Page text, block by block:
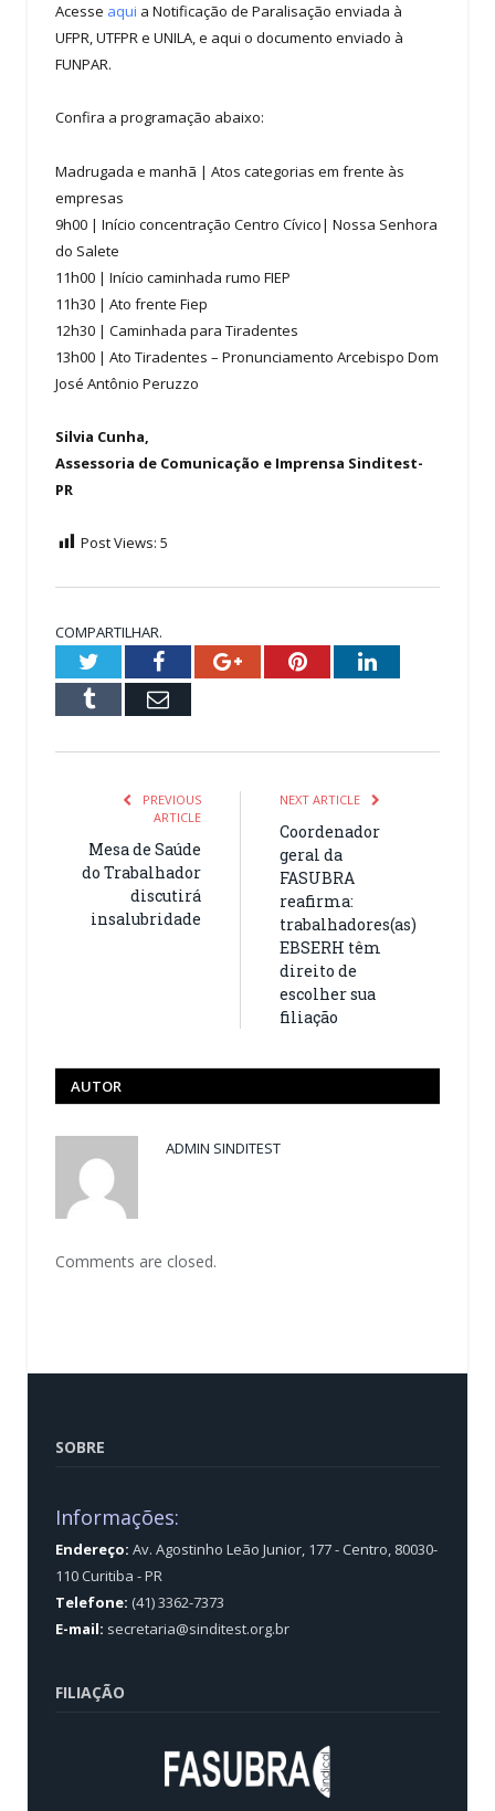
Acesse aqui a Notificação de Paralisação enviada à
UFPR, UTFPR e UNILA, e aqui o documento enviado à
FUNPAR.
Confira a programação abaixo:
Madrugada e manhã | Atos categorias em frente às
empresas
9h00 | Início concentração Centro Cívico| Nossa Senhora
do Salete
11h00 | Início caminhada rumo FIEP
11h30 | Ato frente Fiep
12h30 | Caminhada para Tiradentes
13h00 | Ato Tiradentes – Pronunciamento Arcebispo Dom
José Antônio Peruzzo
Silvia Cunha,
Assessoria de Comunicação e Imprensa Sinditest-
PR
Post Views: 5
COMPARTILHAR.
TwitterFacebookGoogle+PinterestLinkedIn
Tumblr Email
PREVIOUS
ARTICLE
Mesa de Saúde
do Trabalhador
discutirá
insalubridade
NEXT ARTICLE
Coordenador
geral da
FASUBRA
reafirma:
trabalhadores(as)
EBSERH têm
direito de
escolher sua
filiação
AUTOR
ADMIN SINDITEST
Comments are closed.
SOBRE
Informações:
Endereço: Av. Agostinho Leão Junior, 177 - Centro, 80030-
110 Curitiba - PR
Telefone: (41) 3362-7373
E-mail: secretaria@sinditest.org.br
FILIAÇÃO